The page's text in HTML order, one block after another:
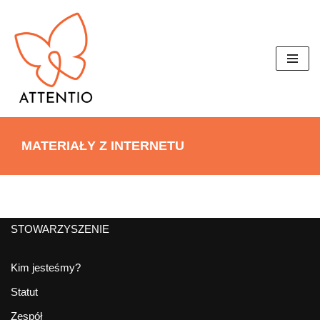
Przejdź
do
treści
MATERIAŁY Z INTERNETU
STOWARZYSZENIE
Kim jesteśmy?
Statut
Zespół